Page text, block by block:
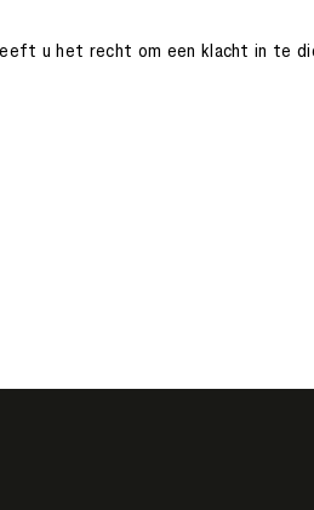
u het recht om een klacht in te